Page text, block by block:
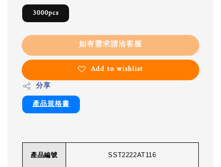
3000pcs
如有需求請洽客服
Add to wishlist
分享
產品規格書
產品編號 SST2222AT116